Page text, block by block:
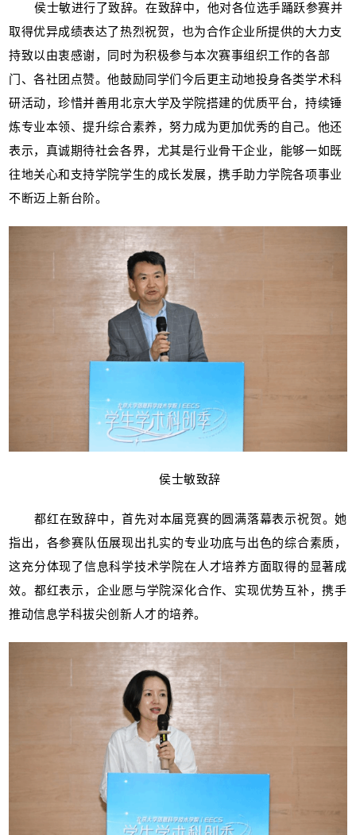
侯士敏进行了致辞。在致辞中，他对各位选手踊跃参赛并
取得优异成绩表达了热烈祝贺，也为合作企业所提供的大力支
持致以由衷感谢，同时为积极参与本次赛事组织工作的各部
门、各社团点赞。他鼓励同学们今后更主动地投身各类学术科
研活动，珍惜并善用北京大学及学院搭建的优质平台，持续锤
炼专业本领、提升综合素养，努力成为更加优秀的自己。他还
表示，真诚期待社会各界，尤其是行业骨干企业，能够一如既
往地关心和支持学院学生的成长发展，携手助力学院各项事业
不断迈上新台阶。
侯士敏致辞
都红在致辞中，首先对本届竞赛的圆满落幕表示祝贺。她
指出，各参赛队伍展现出扎实的专业功底与出色的综合素质，
这充分体现了信息科学技术学院在人才培养方面取得的显著成
效。都红表示，企业愿与学院深化合作、实现优势互补，携手
推动信息学科拔尖创新人才的培养。